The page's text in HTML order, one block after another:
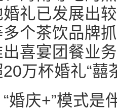
礼已发展出
个茶饮品牌
喜宴团餐业
万杯婚礼“囍
婚庆+”模式是